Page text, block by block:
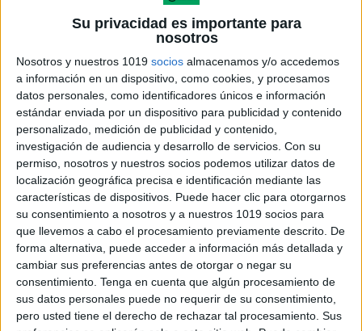
Su privacidad es importante para
nosotros
Nosotros y nuestros 1019 socios almacenamos y/o accedemos
a información en un dispositivo, como cookies, y procesamos
datos personales, como identificadores únicos e información
estándar enviada por un dispositivo para publicidad y contenido
personalizado, medición de publicidad y contenido,
investigación de audiencia y desarrollo de servicios. Con su
permiso, nosotros y nuestros socios podemos utilizar datos de
localización geográfica precisa e identificación mediante las
características de dispositivos. Puede hacer clic para otorgarnos
su consentimiento a nosotros y a nuestros 1019 socios para
que llevemos a cabo el procesamiento previamente descrito. De
forma alternativa, puede acceder a información más detallada y
cambiar sus preferencias antes de otorgar o negar su
consentimiento. Tenga en cuenta que algún procesamiento de
sus datos personales puede no requerir de su consentimiento,
pero usted tiene el derecho de rechazar tal procesamiento. Sus
En resumen, el uso de lectómetros en las clases de
primaria puede ser beneficioso para motivar a los
estudiantes a leer más libros, establecer objetivos de
lectura individualizados, fomentar la competencia
amistosa entre los estudiantes y desarrollar
habilidades de organización y responsabilidad.
ÚNETE A NUESTRO GRUPO EXCLUSIVO DE
WHATSAPP